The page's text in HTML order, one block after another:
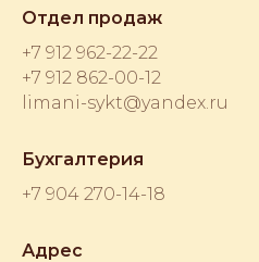
Отдел продаж
+7 912 962-22-22
+7 912 862-00-12
limani-sykt@yandex.ru
Бухгалтерия
+7 904 270-14-18
Адрес